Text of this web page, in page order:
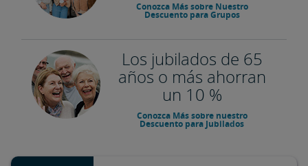
Conozca Más sobre Nuestro
Descuento para Grupos
Los jubilados de 65
años o más ahorran
un 10 %
Conozca Más sobre nuestro
Descuento para Jubilados